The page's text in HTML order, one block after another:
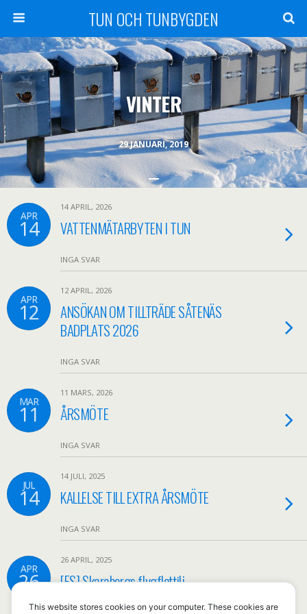
TUN OCH TUNBYGDEN
29 JANUARI, 2019
VINTER
APR
14
14 APRIL, 2026
VATTENMÄTARBYTEN I TUN
INGA SVAR
APR
12
12 APRIL, 2026
ANSÖKAN OM TILLTRÄDE SÅTENÄS
BADPLATS 2026
INGA SVAR
MAR
11
11 MARS, 2026
ÅRSMÖTE
INGA SVAR
JUL
14
14 JULI, 2025
KALLELSE TILL EXTRA ÅRSMÖTE
INGA SVAR
APR
26
26 APRIL, 2025
[ES] Skaraborgs flygflottilj –
Informationsmöte
This website stores cookies on your computer. These cookies are